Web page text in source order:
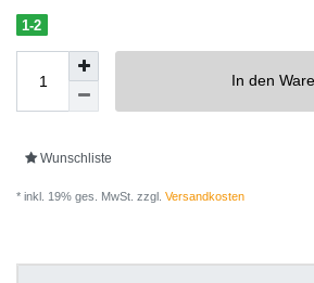
1-2
In den
Wunschliste
* inkl. 19% ges. MwSt. zzgl. Versandkosten